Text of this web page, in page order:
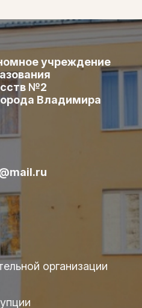
учреждение
№2
Владимира
организации